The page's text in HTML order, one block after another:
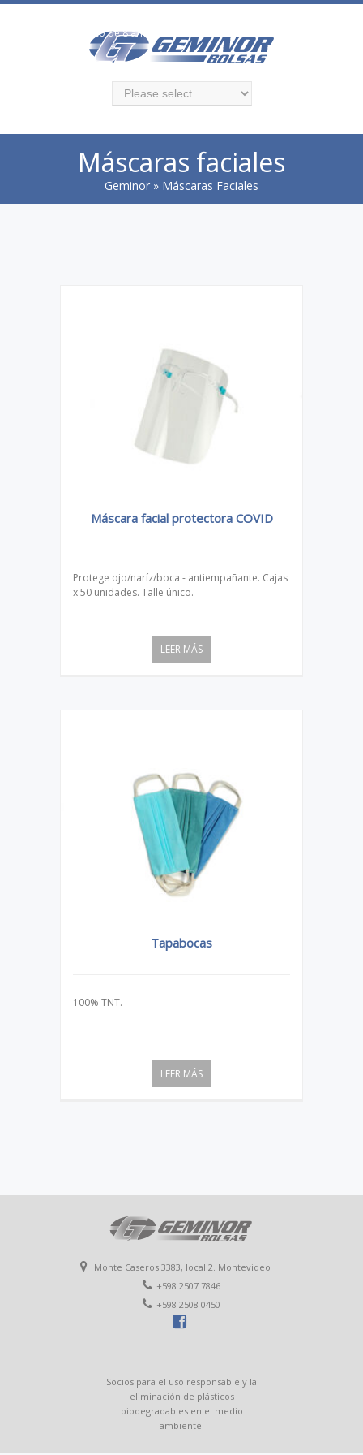
Atencion al público de 8 a 13 y 14 a 18 hs
Máscaras faciales
Geminor » Máscaras Faciales
Máscara facial protectora COVID
Protege ojo/naríz/boca - antiempañante. Cajas
x 50 unidades. Talle único.
LEER MÁS
Tapabocas
100% TNT.
LEER MÁS
Monte Caseros 3383, local 2. Montevideo
+598 2507 7846
+598 2508 0450
Socios para el uso responsable y la
eliminación de plásticos
biodegradables en el medio
ambiente.